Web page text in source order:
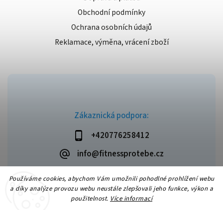
Používáme cookies, abychom Vám umožnili pohodlné prohlížení webu
a díky analýze provozu webu neustále zlepšovali jeho funkce, výkon a
použitelnost. Více informací
Zákaznická podpora:
+420776258412
info@fitnessprotebe.cz
Obchodní podmínky
Ochrana osobních údajů
Reklamace, výměna, vrácení zboží
Copyright 2026Fitnessprotebe.cz. Všechna práva vyhrazena.